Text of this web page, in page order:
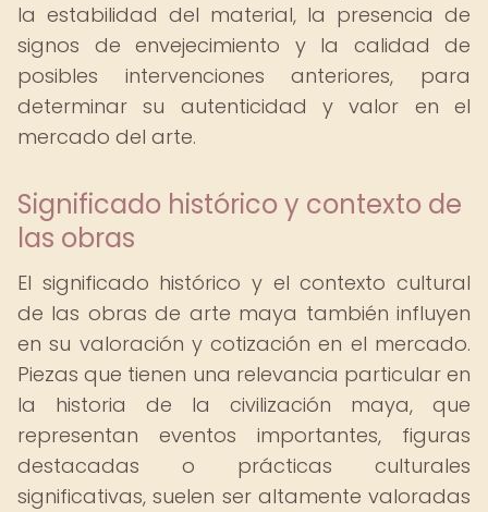
la estabilidad del material, la presencia de
signos de envejecimiento y la calidad de
posibles intervenciones anteriores, para
determinar su autenticidad y valor en el
mercado del arte.
Significado histórico y contexto de
las obras
El significado histórico y el contexto cultural
de las obras de arte maya también influyen
en su valoración y cotización en el mercado.
Piezas que tienen una relevancia particular en
la historia de la civilización maya, que
representan eventos importantes, figuras
destacadas o prácticas culturales
significativas, suelen ser altamente valoradas